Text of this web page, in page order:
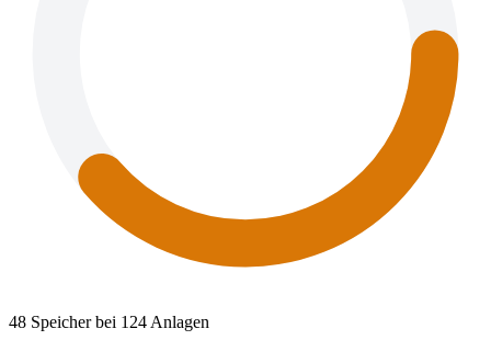
48 Speicher bei 124 Anlagen